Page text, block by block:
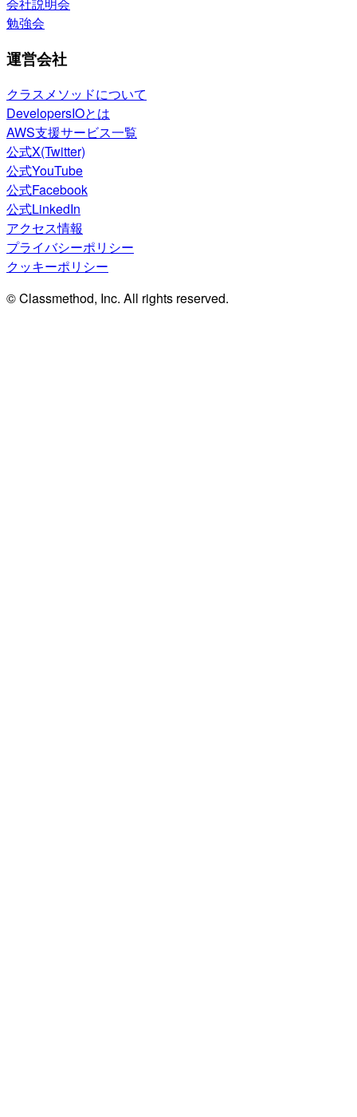
勉強会
運営会社
クラスメソッドについて
DevelopersIOとは
AWS支援サービス一覧
公式X(Twitter)
公式YouTube
公式Facebook
公式LinkedIn
アクセス情報
プライバシーポリシー
クッキーポリシー
© Classmethod, Inc. All rights reserved.